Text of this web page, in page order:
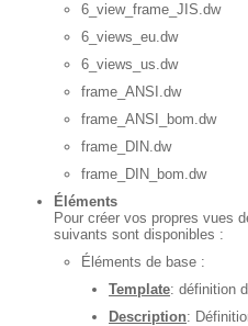
6_view_frame_JIS.dw
6_views_eu.dw
6_views_us.dw
frame_ANSI.dw
frame_ANSI_bom.dw
frame_DIN.dw
frame_DIN_bom.dw
Éléments
Pour créer vos propres vues
suivants sont disponibles :
Éléments de base :
Template: définition
Description: